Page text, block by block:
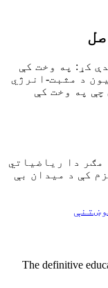
کړ: په وخت کې
د مثبت-انرژي
په وخت کې
مګر دا ریاضياتي
کې د میدان بې
The definitive